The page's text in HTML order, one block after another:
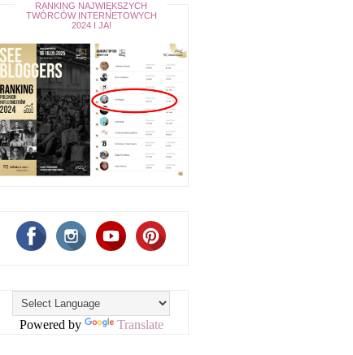
RANKING NAJWIĘKSZYCH
TWÓRCÓW INTERNETOWYCH
2024 I JA!
Powered by Translate